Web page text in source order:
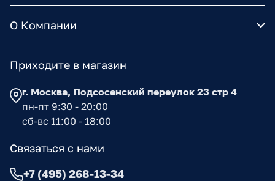
О Компании
Приходите в магазин
г. Москва, Подсосенский переулок 23 стр 4
пн-пт 9:30 - 20:00
сб-вс 11:00 - 18:00
Связаться с нами
+7 (495) 268-13-34